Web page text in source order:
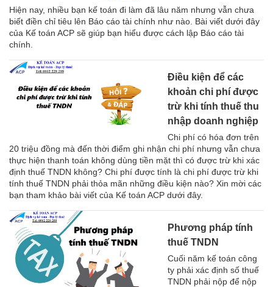
Hiện nay, nhiều bạn kế toán đi làm đã lâu năm nhưng vẫn chưa
biết điền chỉ tiêu lên Báo cáo tài chính như nào. Bài viết dưới đây
của Kế toán ACP sẽ giúp bạn hiểu được cách lập Báo cáo tài
chính.
Điều kiện để các
khoản chi phí được
trừ khi tính thuế thu
nhập doanh nghiệp
Chi phí có hóa đơn trên
20 triệu đồng mà đến thời điểm ghi nhận chi phí nhưng vẫn chưa
thực hiện thanh toán không dùng tiền mặt thì có được trừ khi xác
định thuế TNDN không? Chi phí được tính là chi phí được trừ khi
tính thuế TNDN phải thỏa mãn những điều kiện nào? Xin mời các
bạn tham khảo bài viết của Kế toán ACP dưới đây.
Phương pháp tính
thuế TNDN
Cuối năm kế toán công
ty phải xác định số thuế
TNDN phải nộp để nộp